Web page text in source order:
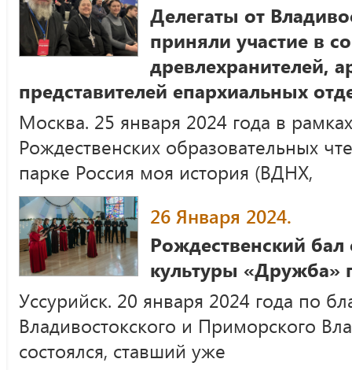
Делегаты от
приняли участие в
древлехранителей,
представителей епархиальных
Москва. 25 января 2024 года в
Рождественских образовательных
парке Россия моя история (ВДНХ,
26 Января 2024.
Рождественский
культуры «Дружба»
Уссурийск. 20 января 2024 года по
Владивостокского и Приморского
состоялся, ставший уже